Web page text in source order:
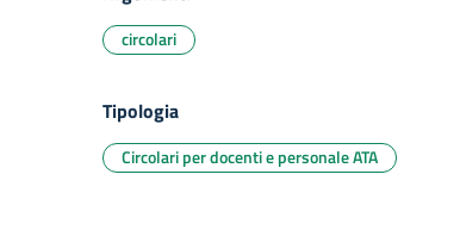
circolari
Tipologia
Circolari per docenti e personale ATA